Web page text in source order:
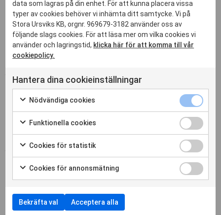
HÖGSTADIESKOLA OCH IDROTTSHALL
Högstadieskolan och idrottshallen föreslås
ligga i den nordvästra delen av den nya
detaljplan som kallas Böjen. Skolans
elevunderlaget och omgivande skolors
kapacitet. En bedömning utifrån vad som är
känt idag är att det kan bli en skola för
årskurs 6–9 med omkring 600 elever. Både
skolbyggnaden och idrottshallen ska kunna
användas av skolan på vardagar och för olika
föreningsaktiviteter på kvällar och helger. De
två byggnaderna kommer tillsammans
utgöra en viktig mötesplats i Ursvik.
data som lagras på din enhet. För att kunna placera vissa
typer av cookies behöver vi inhämta ditt samtycke. Vi på
Stora Ursviks KB, orgnr. 969679-3182 använder oss av
följande slags cookies. För att läsa mer om vilka cookies vi
använder och lagringstid, klicka här för att komma till vår
cookiepolicy.
Hantera dina cookieinställningar
Nödvändiga cookies
Funktionella cookies
Cookies för statistik
Cookies för annonsmätning
Bekräfta val Acceptera alla